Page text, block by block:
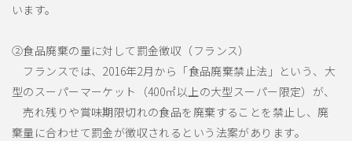
います。
②食品廃棄の量に対して罰金徴収（フランス）
フランスでは、2016年2月から「食品廃棄禁止法」という、大
型のスーパーマーケット（400㎡以上の大型スーパー限定）が、
売れ残りや賞味期限切れの食品を廃棄することを禁止し、廃
棄量に合わせて罰金が徴収されるという法案があります。